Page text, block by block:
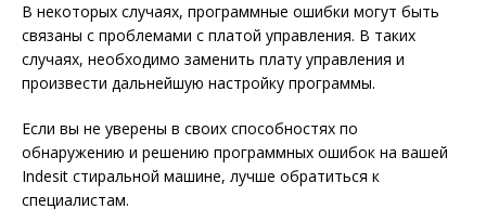
В некоторых случаях, программные ошибки могут быть
связаны с проблемами с платой управления. В таких
случаях, необходимо заменить плату управления и
произвести дальнейшую настройку программы.
Если вы не уверены в своих способностях по
обнаружению и решению программных ошибок на вашей
Indesit стиральной машине, лучше обратиться к
специалистам.